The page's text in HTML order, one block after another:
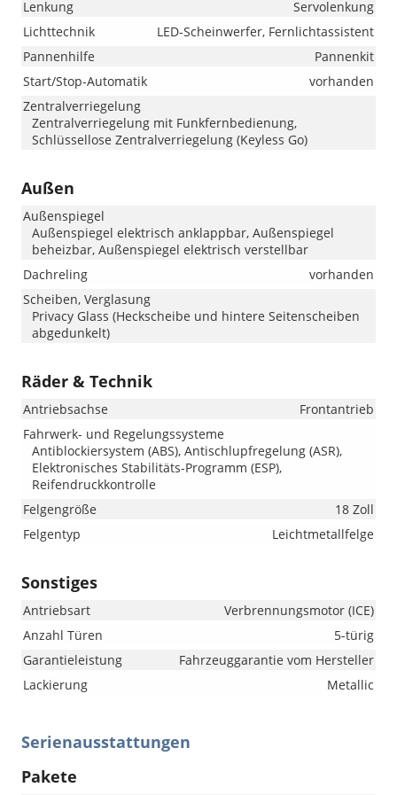
Lenkung
Servolenkung
Lichttechnik
LED-Scheinwerfer, Fernlichtassistent
Pannenhilfe
Pannenkit
Start/Stop-Automatik
vorhanden
Zentralverriegelung
Zentralverriegelung mit Funkfernbedienung,
Schlüssellose Zentralverriegelung (Keyless Go)
Außen
Außenspiegel
Außenspiegel elektrisch anklappbar, Außenspiegel
beheizbar, Außenspiegel elektrisch verstellbar
Dachreling
vorhanden
Scheiben, Verglasung
Privacy Glass (Heckscheibe und hintere Seitenscheiben
abgedunkelt)
Räder & Technik
Antriebsachse
Frontantrieb
Fahrwerk- und Regelungssysteme
Antiblockiersystem (ABS), Antischlupfregelung (ASR),
Elektronisches Stabilitäts-Programm (ESP),
Reifendruckkontrolle
Felgengröße
18 Zoll
Felgentyp
Leichtmetallfelge
Sonstiges
Antriebsart
Verbrennungsmotor (ICE)
Anzahl Türen
5-türig
Garantieleistung
Fahrzeuggarantie vom Hersteller
Lackierung
Metallic
Serienausstattungen
Pakete